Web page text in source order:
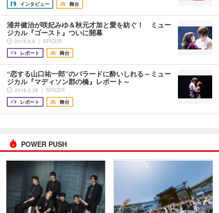
インタビュー
舞台
浦井健治が咲妃みゆ＆秋元才加と愛を紡ぐ！ ミュー
ジカル『ゴースト』ついに開幕
2018.8.6 ｜ SPICER
レポート
舞台
“恋する山口祐一郎”のバラードに酔いしれる～ミュー
ジカル『マディソン郡の橋』レポート～
2018.2.28 ｜ SPICER
レポート
舞台
POWER PUSH